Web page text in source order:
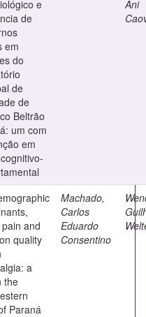
e
de
em
do
de
de
Beltrão
um com
em
Ani
and
quality
a
the
Paraná
Machado,
Carlos
Eduardo
Consentino